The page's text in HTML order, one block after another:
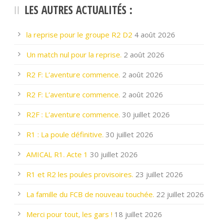
LES AUTRES ACTUALITÉS :
la reprise pour le groupe R2 D2 4 août 2026
Un match nul pour la reprise. 2 août 2026
R2 F: L’aventure commence. 2 août 2026
R2 F: L’aventure commence. 2 août 2026
R2F : L’aventure commence. 30 juillet 2026
R1 : La poule définitive. 30 juillet 2026
AMICAL R1. Acte 1 30 juillet 2026
R1 et R2 les poules provisoires. 23 juillet 2026
La famille du FCB de nouveau touchée. 22 juillet 2026
Merci pour tout, les gars ! 18 juillet 2026